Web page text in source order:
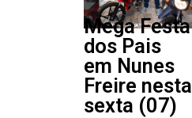
Mega Festa
dos Pais
em Nunes
Freire nesta
sexta (07)